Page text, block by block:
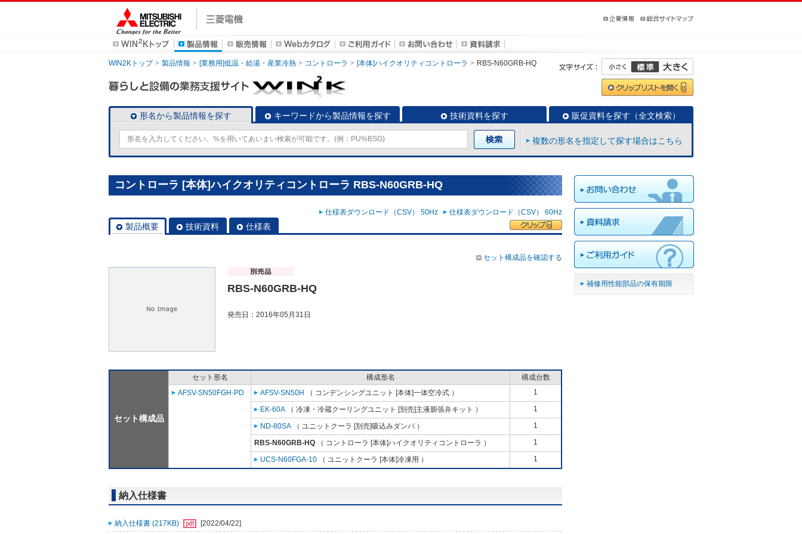
WIN2Kトップ 製品情報 [業務用]低温・給湯・産業冷熱 コントローラ [本体]ハイクオリティコントローラ RBS-N60GRB-HQ
形名から製品情報を探す キーワードから製品情報を探す 技術資料を探す 販促資料を探す（全文検索）
複数の形名を指定して探す場合はこちら
コントローラ [本体]ハイクオリティコントローラ RBS-N60GRB-HQ
仕様表ダウンロード（CSV） 50Hz 仕様表ダウンロード（CSV） 60Hz
製品概要 技術資料 仕様表
セット構成品を確認する
RBS-N60GRB-HQ
発売日：2016年05月31日
セット構成品
セット形名 構成形名
構成台数
AFSV-SN50FGH-PD
AFSV-SN50H （ コンデンシングユニット [本体]一体空冷式 ） 1
EK-60A （ 冷凍・冷蔵クーリングユニット [別売]主液膨張弁キット ） 1
ND-80SA （ ユニットクーラ [別売]吸込みダンパ ） 1
RBS-N60GRB-HQ （ コントローラ [本体]ハイクオリティコントローラ ） 1
UCS-N60FGA-10 （ ユニットクーラ [本体]冷凍用 ） 1
納入仕様書
納入仕様書 (217KB) [2022/04/22]
補修用性能部品の保有期限